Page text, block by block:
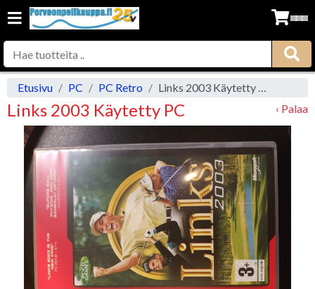
Etusivu PC PC Retro Links 2003 Käytetty PC
Links 2003 Käytetty PC ‹ Palaa